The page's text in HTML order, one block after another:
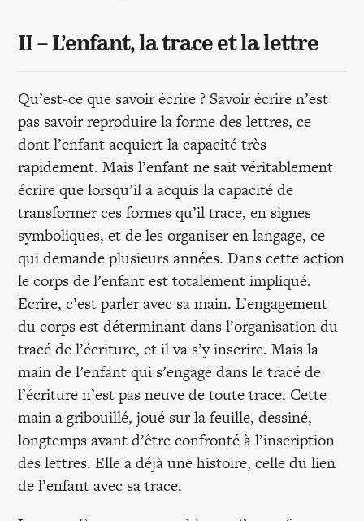
II – L’enfant, la trace et la lettre
Qu’est-ce que savoir écrire ? Savoir écrire n’est
pas savoir reproduire la forme des lettres, ce
dont l’enfant acquiert la capacité très
rapidement. Mais l’enfant ne sait véritablement
écrire que lorsqu’il a acquis la capacité de
transformer ces formes qu’il trace, en signes
symboliques, et de les organiser en langage, ce
qui demande plusieurs années. Dans cette action
le corps de l’enfant est totalement impliqué.
Ecrire, c’est parler avec sa main. L’engagement
du corps est déterminant dans l’organisation du
tracé de l’écriture, et il va s’y inscrire. Mais la
main de l’enfant qui s’engage dans le tracé de
l’écriture n’est pas neuve de toute trace. Cette
main a gribouillé, joué sur la feuille, dessiné,
longtemps avant d’être confronté à l’inscription
des lettres. Elle a déjà une histoire, celle du lien
de l’enfant avec sa trace.